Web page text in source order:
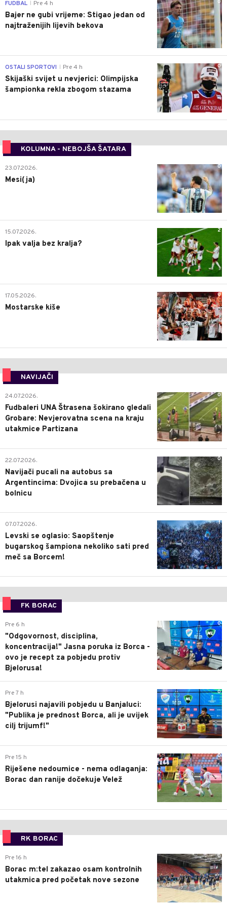
0
FUDBAL Pre 4 h
Bajer ne gubi vrijeme: Stigao jedan od
najtraženijih lijevih bekova
0
OSTALI SPORTOVI Pre 4 h
Skijaški svijet u nevjerici: Olimpijska
šampionka rekla zbogom stazama
KOLUMNA - NEBOJŠA ŠATARA
0
23.07.2026.
Mesi(ja)
2
15.07.2026.
Ipak valja bez kralja?
0
17.05.2026.
Mostarske kiše
NAVIJAČI
0
24.07.2026.
Fudbaleri UNA Štrasena šokirano gledali
Grobare: Nevjerovatna scena na kraju
utakmice Partizana
0
22.07.2026.
Navijači pucali na autobus sa
Argentincima: Dvojica su prebačena u
bolnicu
1
07.07.2026.
Levski se oglasio: Saopštenje
bugarskog šampiona nekoliko sati pred
meč sa Borcem!
FK BORAC
0
Pre 6 h
"Odgovornost, disciplina,
koncentracija!" Jasna poruka iz Borca -
ovo je recept za pobjedu protiv
Bjelorusa!
0
Pre 7 h
Bjelorusi najavili pobjedu u Banjaluci:
"Publika je prednost Borca, ali je uvijek
cilj trijumf!"
0
Pre 15 h
Riješene nedoumice - nema odlaganja:
Borac dan ranije dočekuje Velež
RK BORAC
0
Pre 16 h
Borac m:tel zakazao osam kontrolnih
utakmica pred početak nove sezone